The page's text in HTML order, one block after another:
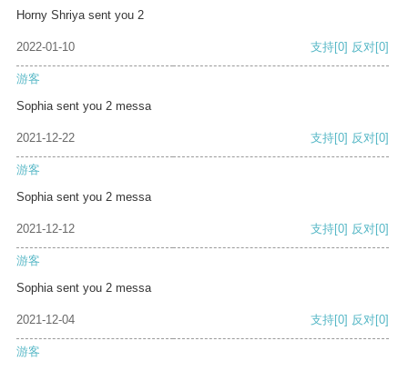
Horny Shriya sent you 2
2022-01-10 支持[0] 反对[0]
游客
Sophia sent you 2 messa
2021-12-22 支持[0] 反对[0]
游客
Sophia sent you 2 messa
2021-12-12 支持[0] 反对[0]
游客
Sophia sent you 2 messa
2021-12-04 支持[0] 反对[0]
游客